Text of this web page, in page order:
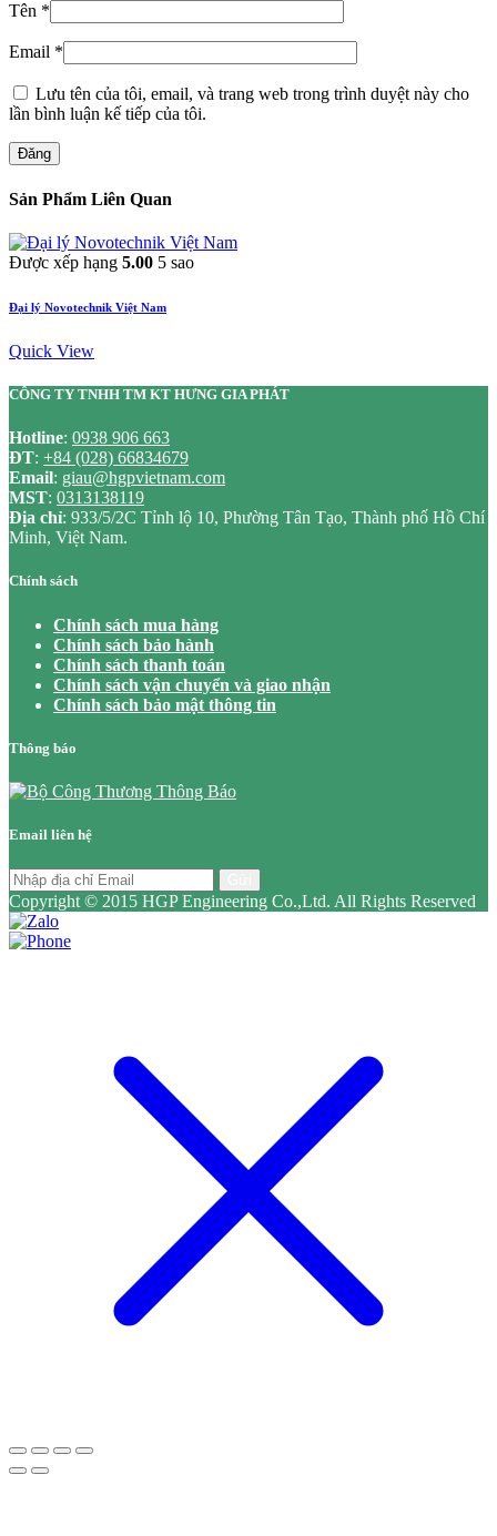
Tên *
Email *
Lưu tên của tôi, email, và trang web trong trình duyệt này cho
lần bình luận kế tiếp của tôi.
Đăng
Sản Phẩm Liên Quan
Được xếp hạng 5.00 5 sao
Đại lý Novotechnik Việt Nam
Quick View
CÔNG TY TNHH TM KT HƯNG GIA PHÁT
Hotline: 0938 906 663
ĐT: +84 (028) 66834679
Email: giau@hgpvietnam.com
MST: 0313138119
Địa chỉ: 933/5/2C Tỉnh lộ 10, Phường Tân Tạo, Thành phố Hồ Chí
Minh, Việt Nam.
Chính sách
Chính sách mua hàng
Chính sách bảo hành
Chính sách thanh toán
Chính sách vận chuyển và giao nhận
Chính sách bảo mật thông tin
Thông báo
Email liên hệ
Copyright © 2015 HGP Engineering Co.,Ltd. All Rights Reserved